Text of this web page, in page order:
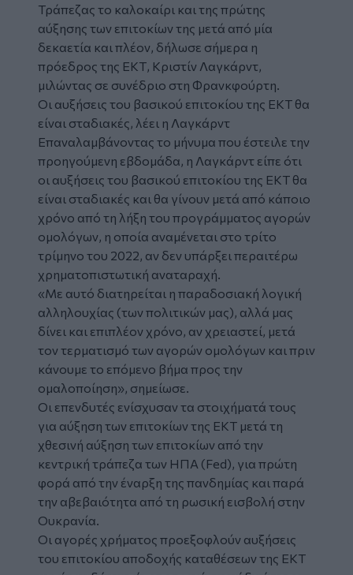
Τράπεζας το καλοκαίρι και της πρώτης
αύξησης των επιτοκίων της μετά από μία
δεκαετία και πλέον, δήλωσε σήμερα η
πρόεδρος της ΕΚΤ, Κριστίν Λαγκάρντ,
μιλώντας σε συνέδριο στη Φρανκφούρτη.
Οι αυξήσεις του βασικού επιτοκίου της ΕΚΤ θα
είναι σταδιακές, λέει η Λαγκάρντ
Επαναλαμβάνοντας το μήνυμα που έστειλε την
προηγούμενη εβδομάδα, η Λαγκάρντ είπε ότι
οι αυξήσεις του βασικού επιτοκίου της ΕΚΤ θα
είναι σταδιακές και θα γίνουν μετά από κάποιο
χρόνο από τη λήξη του προγράμματος αγορών
ομολόγων, η οποία αναμένεται στο τρίτο
τρίμηνο του 2022, αν δεν υπάρξει περαιτέρω
χρηματοπιστωτική αναταραχή.
«Με αυτό διατηρείται η παραδοσιακή λογική
αλληλουχίας (των πολιτικών μας), αλλά μας
δίνει και επιπλέον χρόνο, αν χρειαστεί, μετά
τον τερματισμό των αγορών ομολόγων και πριν
κάνουμε το επόμενο βήμα προς την
ομαλοποίηση», σημείωσε.
Οι επενδυτές ενίσχυσαν τα στοιχήματά τους
για αύξηση των επιτοκίων της ΕΚΤ μετά τη
χθεσινή αύξηση των επιτοκίων από την
κεντρική τράπεζα των ΗΠΑ (Fed), για πρώτη
φορά από την έναρξη της πανδημίας και παρά
την αβεβαιότητα από τη ρωσική εισβολή στην
Ουκρανία.
Οι αγορές χρήματος προεξοφλούν αυξήσεις
του επιτοκίου αποδοχής καταθέσεων της ΕΚΤ